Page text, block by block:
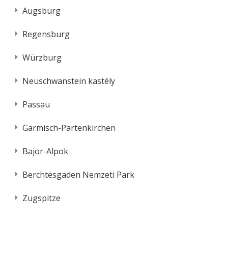
Augsburg
Regensburg
Würzburg
Neuschwanstein kastély
Passau
Garmisch-Partenkirchen
Bajor-Alpok
Berchtesgaden Nemzeti Park
Zugspitze